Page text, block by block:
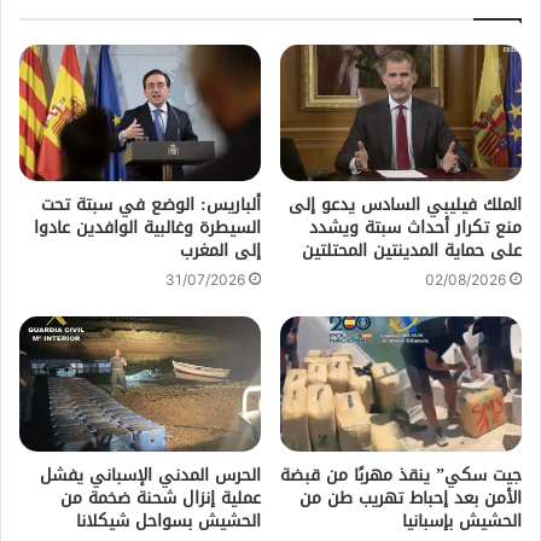
الملك فيليبي السادس يدعو إلى
منع تكرار أحداث سبتة ويشدد
على حماية المدينتين المحتلتين
02/08/2026
ألباريس: الوضع في سبتة تحت
السيطرة وغالبية الوافدين عادوا
إلى المغرب
31/07/2026
جيت سكي” ينقذ مهربًا من قبضة
الأمن بعد إحباط تهريب طن من
الحشيش بإسبانيا
الحرس المدني الإسباني يفشل
عملية إنزال شحنة ضخمة من
الحشيش بسواحل شيكلانا